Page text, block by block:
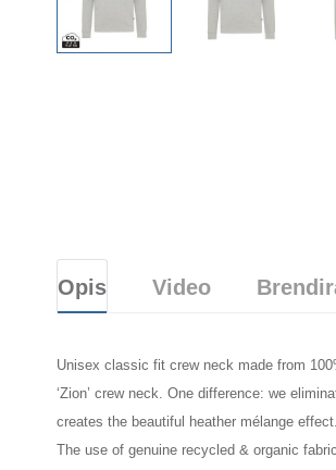
Opis Video
Unisex classic fit crew neck made from
‘Zion’ crew neck. One difference: we
creates the beautiful heather mélange effect.
The use of genuine recycled & organic